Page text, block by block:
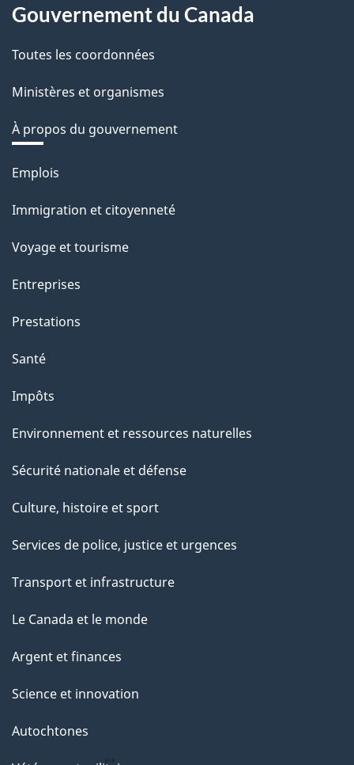
Gouvernement du Canada
Toutes les coordonnées
Ministères et organismes
À propos du gouvernement
Thèmes
sujets
Emplois
Immigration et citoyenneté
Voyage et tourisme
Entreprises
Prestations
Santé
Impôts
Environnement et ressources naturelles
Sécurité nationale et défense
Culture, histoire et sport
Services de police, justice et urgences
Transport et infrastructure
Le Canada et le monde
Argent et finances
Science et innovation
Autochtones